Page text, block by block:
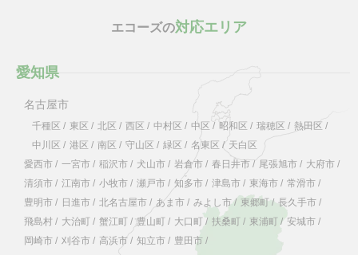
エコーズの対応エリア
愛知県
名古屋市
千種区 / 東区 / 北区 / 西区 / 中村区 / 中区 / 昭和区 / 瑞穂区 / 熱田区 /
中川区 / 港区 / 南区 / 守山区 / 緑区 / 名東区 / 天白区
愛西市 / 一宮市 / 稲沢市 / 犬山市 / 岩倉市 / 春日井市 / 尾張旭市 / 大府市 /
清須市 / 江南市 / 小牧市 / 瀬戸市 / 知多市 / 津島市 / 東海市 / 常滑市 /
豊明市 / 日進市 / 北名古屋市 / あま市 / みよし市/ 東郷町 / 長久手市 /
飛島村 / 大治町 / 蟹江町 / 豊山町 / 大口町 / 扶桑町 / 東浦町 / 安城市 /
岡崎市 / 刈谷市 / 高浜市 / 知立市 / 豊田市 /